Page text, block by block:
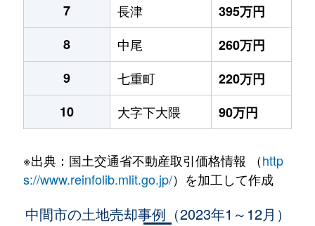
7
長津
395万円
8
中尾
260万円
9
七重町
220万円
10
大字下大隈 90万円
※出典：国土交通省不動産取引価格情報 （http
s://www.reinfolib.mlit.go.jp/）を加工して作成
中間市の土地売却事例（2023年1～12月）